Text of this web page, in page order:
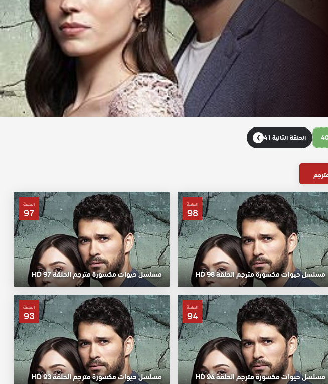
الحلقة التالية 41 ❯
الحلقة
98
مسلسل حيوات مكسورة مترجم الحلقة 98 HD
الحلقة
97
مسلسل حيوات مكسورة مترجم الحلقة 97 HD
الحلقة
94
مسلسل حيوات مكسورة مترجم الحلقة 94 HD
الحلقة
93
مسلسل حيوات مكسورة مترجم الحلقة 93 HD